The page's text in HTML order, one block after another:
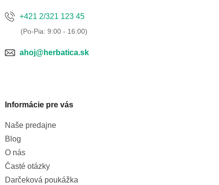
+421 2/321 123 45
ahoj@herbatica.sk
Informácie pre vás
Naše predajne
Blog
O nás
Časté otázky
Darčeková poukážka